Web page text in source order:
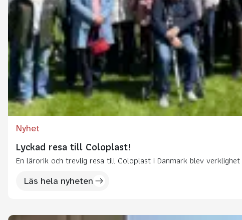
Nyhet
Lyckad resa till Coloplast!
En lärorik och trevlig resa till Coloplast i Danmark blev
Läs hela nyheten